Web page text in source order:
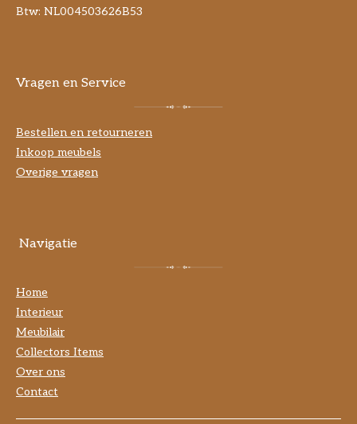
Btw: NL004503626B53
Vragen en Service
Bestellen en retourneren
Inkoop meubels
Overige vragen
Navigatie
Home
Interieur
Meubilair
Collectors Items
Over ons
Contact